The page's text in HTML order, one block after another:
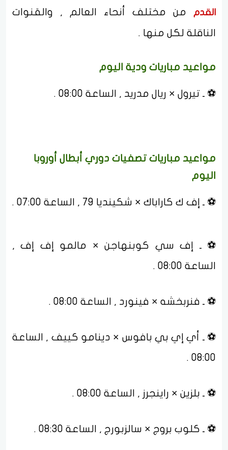
القدم
من مختلف أنحاء العالم , والقنوات
الناقلة لكل منها .
مواعيد مباريات ودية اليوم
⚽ ـ تيرول × ريال مدريد , الساعة 08:00 .
مواعيد مباريات تصفيات دوري أبطال أوروبا
اليوم
⚽ ـ إف ك كاراباك × شكينديا 79 , الساعة 07:00 .
⚽ ـ إف سي كوبنهاجن × مالمو إف إف ,
الساعة 08:00 .
⚽ ـ فنربخشه × فينورد , الساعة 08:00 .
⚽ ـ أي إي بي بافوس × دينامو كييف , الساعة
08:00 .
⚽ ـ بلزين × راينجرز , الساعة 08:00 .
⚽ ـ كلوب بروج × سالزبورج , الساعة 08:30 .